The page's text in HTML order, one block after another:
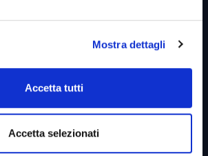
Mostra dettagli
Accetta tutti
Accetta selezionati
Business Unit